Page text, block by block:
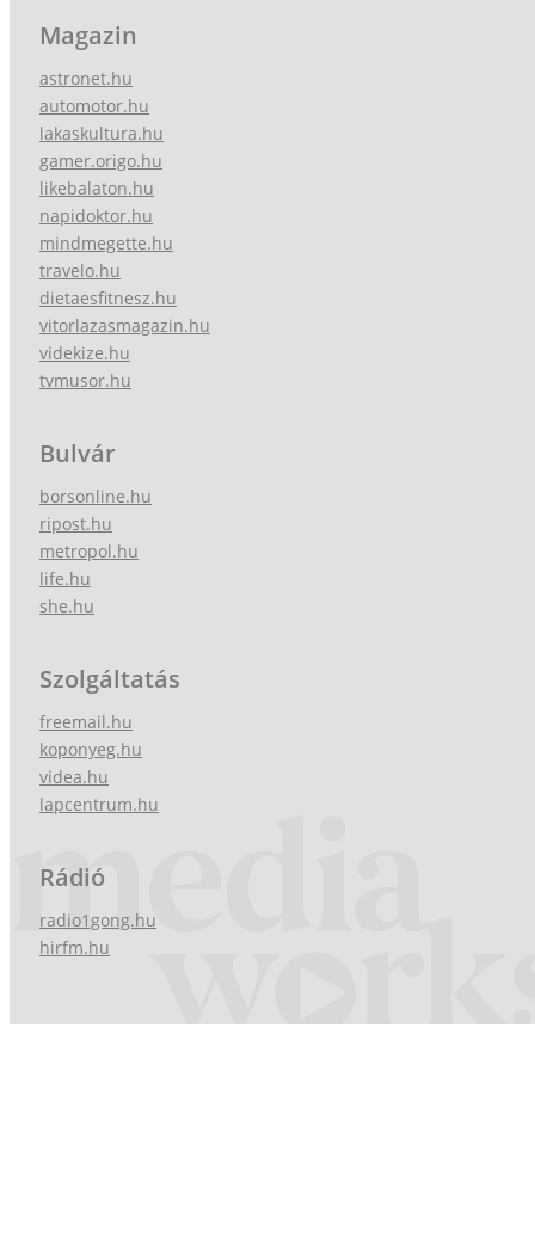
Magazin
astronet.hu
automotor.hu
lakaskultura.hu
gamer.origo.hu
likebalaton.hu
napidoktor.hu
mindmegette.hu
travelo.hu
dietaesfitnesz.hu
vitorlazasmagazin.hu
videkize.hu
tvmusor.hu
Bulvár
borsonline.hu
ripost.hu
metropol.hu
life.hu
she.hu
Szolgáltatás
freemail.hu
koponyeg.hu
videa.hu
lapcentrum.hu
Rádió
radio1gong.hu
hirfm.hu